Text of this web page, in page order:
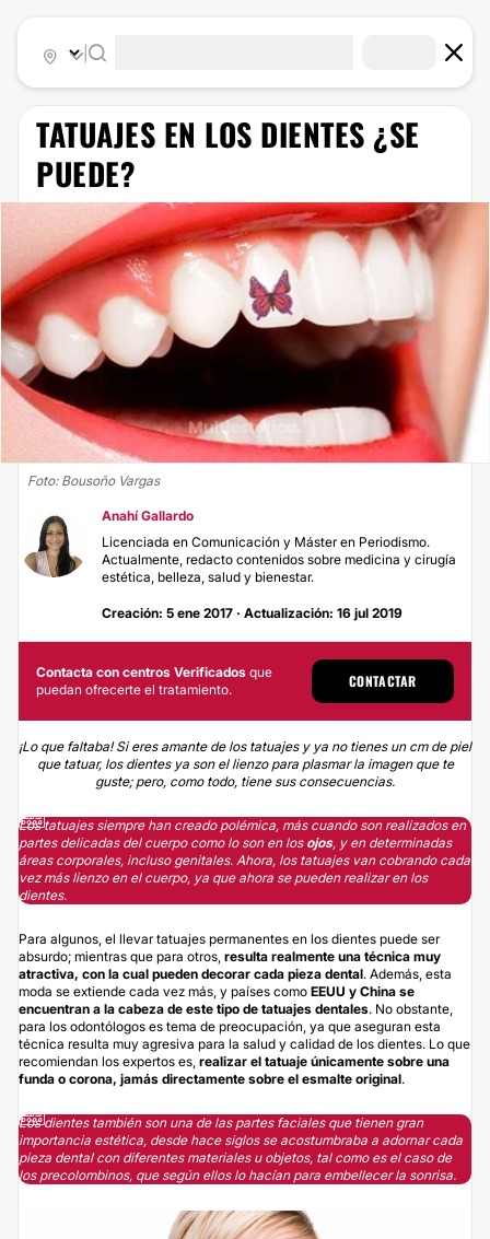
​TATUAJES EN LOS DIENTES ¿SE
PUEDE?
Foto: Bousoño Vargas
Anahí Gallardo
Licenciada en Comunicación y Máster en Periodismo.
Actualmente, redacto contenidos sobre medicina y cirugía
estética, belleza, salud y bienestar.
Creación: 5 ene 2017 · Actualización: 16 jul 2019
Contacta con centros Verificados que
puedan ofrecerte el tratamiento.
CONTACTAR
¡Lo que faltaba! Si eres amante de los tatuajes y ya no tienes un cm de piel
que tatuar, los dientes ya son el lienzo para plasmar la imagen que te
guste; pero, como todo, tiene sus consecuencias.
Los tatuajes siempre han creado polémica, más cuando son realizados en
partes delicadas del cuerpo como lo son en los ojos, y en determinadas
áreas corporales, incluso genitales. Ahora, los tatuajes van cobrando cada
vez más lienzo en el cuerpo, ya que ahora se pueden realizar en los
dientes.
Para algunos, el llevar tatuajes permanentes en los dientes puede ser
absurdo; mientras que para otros, resulta realmente una técnica muy
atractiva, con la cual pueden decorar cada pieza dental. Además, esta
moda se extiende cada vez más, y países como EEUU y China se
encuentran a la cabeza de este tipo de tatuajes dentales. No obstante,
para los odontólogos es tema de preocupación, ya que aseguran esta
técnica resulta muy agresiva para la salud y calidad de los dientes. Lo que
recomiendan los expertos es, realizar el tatuaje únicamente sobre una
funda o corona, jamás directamente sobre el esmalte original.
Los dientes también son una de las partes faciales que tienen gran
importancia estética, desde hace siglos se acostumbraba a adornar cada
pieza dental con diferentes materiales u objetos, tal como es el caso de
los precolombinos, que según ellos lo hacían para embellecer la sonrisa.